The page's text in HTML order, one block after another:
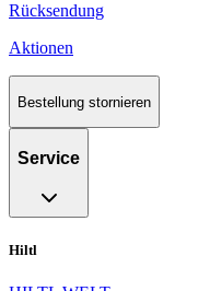
Rücksendung
Aktionen
Bestellung stornieren
Service
Hiltl